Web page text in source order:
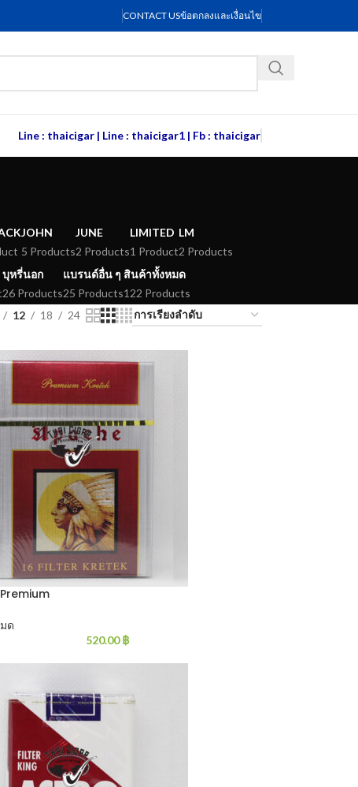
CONTACT USข้อตกลงและเงื่อนไข
Line : thaicigar | Line : thaicigar1 | Fb : thaicigar
JOHN
5 Products
JUNE
2 Products
LIMITED
1 Product
LM
2 Products
บุหรี่นอก
26 Products
แบรนด์อื่น ๆ
25 Products
สินค้าทั้งหมด
122 Products
12 18 24
ด
520.00฿